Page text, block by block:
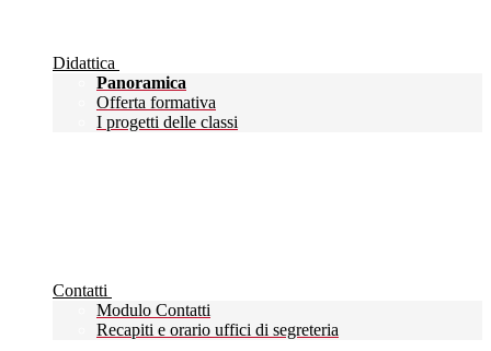
Didattica
Panoramica
Offerta formativa
I progetti delle classi
Contatti
Modulo Contatti
Recapiti e orario uffici di segreteria